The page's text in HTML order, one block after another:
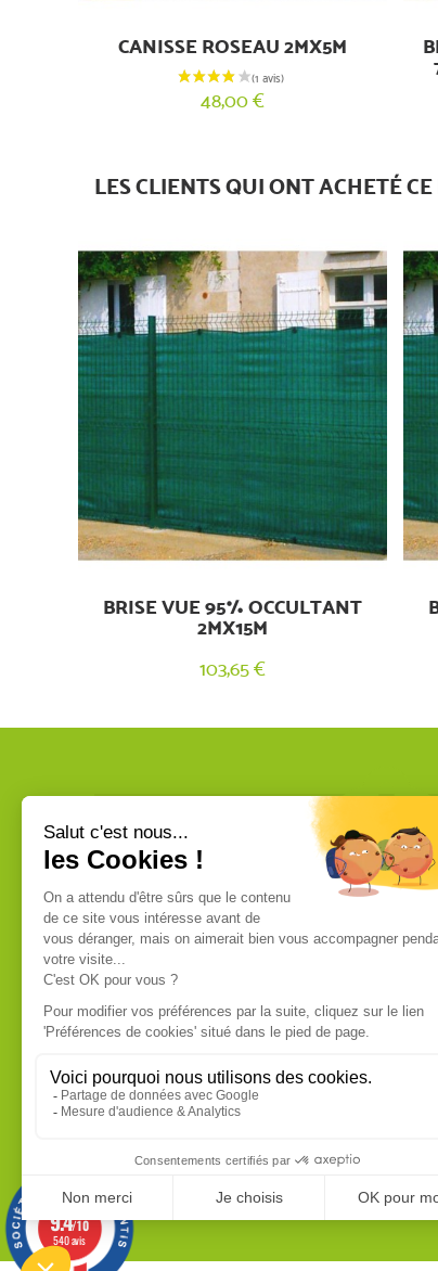
CANISSE ROSEAU 2MX5M
48,00 €
LES CLIENTS QUI ONT ACHETÉ
BRISE VUE 95% OCCULTANT
2MX15M
103,65 €
VOUS ÊTES UN PROFESSIONNEL ?
Nous commercialisons uniquement
des produits de qualité
Ces produits sont fabriqués dans les
usines les plus modernes. Chaque
produit dispose de sa fiche technique
demande.
9.4/10
540 avis